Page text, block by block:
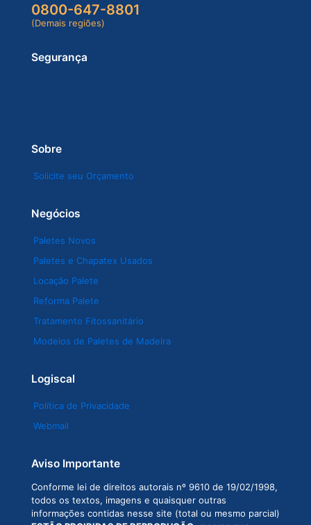
0800-647-8801
(Demais regiões)
Segurança
Sobre
Solicite seu Orçamento
Negócios
Paletes Novos
Paletes e Chapatex Usados
Locação Palete
Reforma Palete
Tratamento Fitossanitário
Modelos de Paletes de Madeira
Logiscal
Política de Privacidade
Webmail
Aviso Importante
Conforme lei de direitos autorais nº 9610 de 19/02/1998,
todos os textos, imagens e quaisquer outras
informações contidas nesse site (total ou mesmo parcial)